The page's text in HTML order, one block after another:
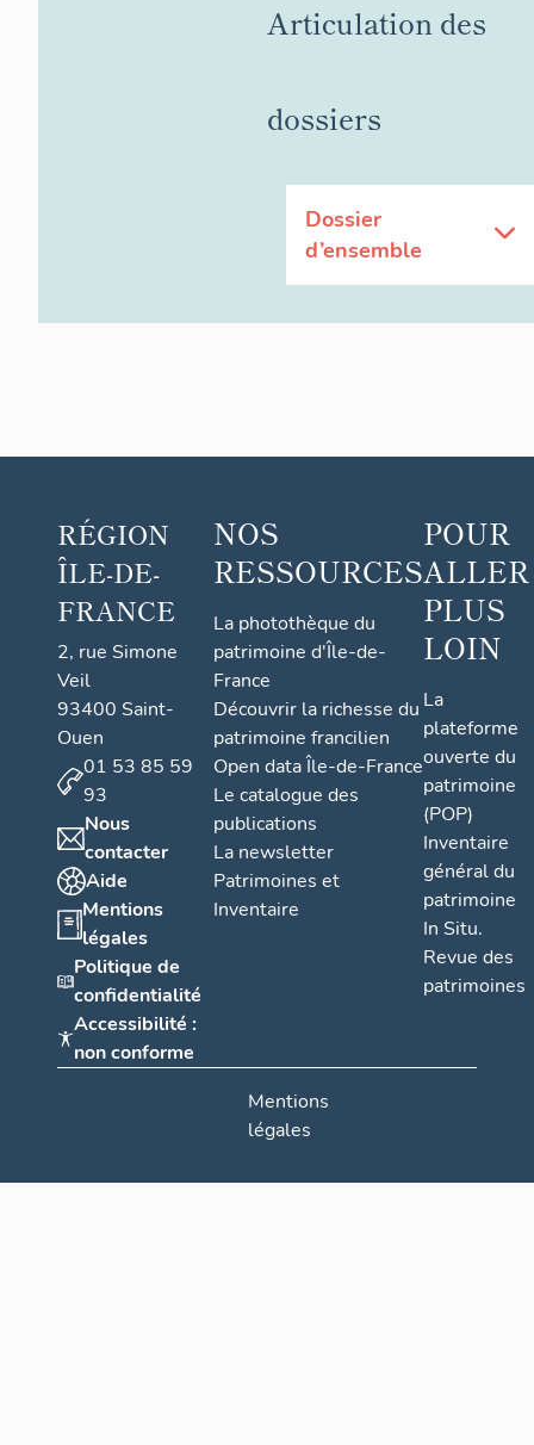
Articulation des
dossiers
Dossier
d’ensemble
RÉGION
ÎLE-DE-
FRANCE
2, rue Simone
Veil
93400 Saint-
Ouen
01 53 85 59
93
Nous
contacter
Aide
Mentions
légales
Politique de
confidentialité
Accessibilité :
non conforme
NOS
RESSOURCES
La photothèque du
patrimoine d'Île-de-
France
Découvrir la richesse du
patrimoine francilien
Open data Île-de-France
Le catalogue des
publications
La newsletter
Patrimoines et
Inventaire
POUR
ALLER
PLUS
LOIN
La
plateforme
ouverte du
patrimoine
(POP)
Inventaire
général du
patrimoine
In Situ.
Revue des
patrimoines
Mentions
légales